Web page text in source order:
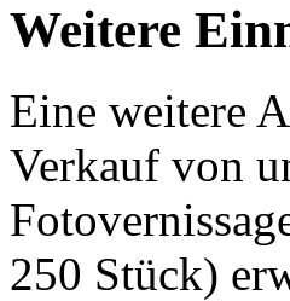
Weitere
Eine weitere
Verkauf von
250 Stück)